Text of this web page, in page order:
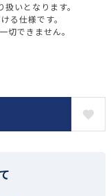
いとなります。
る仕様です。
できません。